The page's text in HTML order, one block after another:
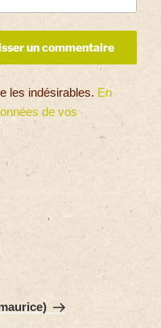
les indésirables. En
de vos